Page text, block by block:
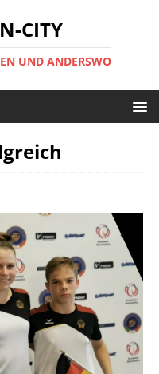
CITY
UND ANDERSWO